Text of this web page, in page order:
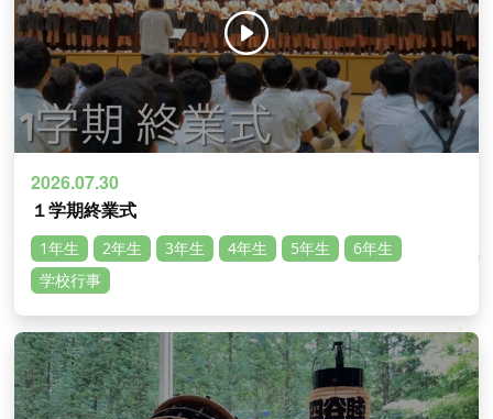
2026.07.30
１学期終業式
1年生 2年生 3年生 4年生 5年生
6年生
学校行事